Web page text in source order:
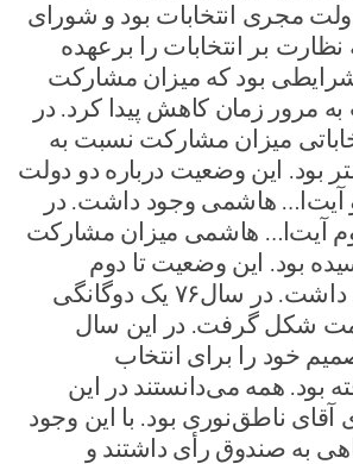
مجری انتخابات بود و شورای
نظارت بر انتخابات را برعهده
بود که میزان مشارکت
به مرور زمان کاهش پیدا کرد. در
انتخاباتی میزان مشارکت نسبت به
بود. این وضعیت درباره دو دولت
آیت‌ا… هاشمی وجود داشت. در
آیت‌ا… هاشمی میزان مشارکت
بود. این وضعیت تا دوم
خرداد۱۳۷۶ وجود داشت. در سال۷۶ یک دوگانگی
شکل گرفت. در این سال
خود را برای انتخاب
بود. همه می‌دانستند در این
آقای ناطق‌نوری بود. با این وجود
به صندوق رأی داشتند و